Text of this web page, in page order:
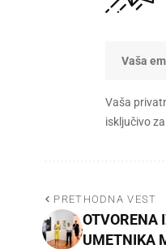
Vaša
isključivo
PRETHODNA VEST
OTVORENA
UMETNIKA